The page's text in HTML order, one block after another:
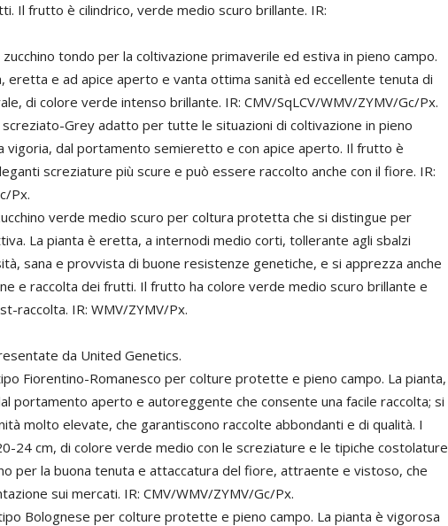
Il frutto è cilindrico, verde medio scuro brillante. IR:
tondo per la coltivazione primaverile ed estiva in pieno campo.
eretta e ad apice aperto e vanta ottima sanità ed eccellente tenuta di
di colore verde intenso brillante. IR: CMV/SqLCV/WMV/ZYMV/Gc/Px.
screziato-Grey adatto per tutte le situazioni di coltivazione in pieno
vigoria, dal portamento semieretto e con apice aperto. Il frutto è
screziature più scure e può essere raccolto anche con il fiore. IR:
Px.
verde medio scuro per coltura protetta che si distingue per
La pianta è eretta, a internodi medio corti, tollerante agli sbalzi
sana e provvista di buone resistenze genetiche, e si apprezza anche
e raccolta dei frutti. Il frutto ha colore verde medio scuro brillante e
raccolta. IR: WMV/ZYMV/Px.
da United Genetics.
Fiorentino-Romanesco per colture protette e pieno campo. La pianta,
portamento aperto e autoreggente che consente una facile raccolta; si
molto elevate, che garantiscono raccolte abbondanti e di qualità. I
24 cm, di colore verde medio con le screziature e le tipiche costolature
per la buona tenuta e attaccatura del fiore, attraente e vistoso, che
sui mercati. IR: CMV/WMV/ZYMV/Gc/Px.
Bolognese per colture protette e pieno campo. La pianta è vigorosa